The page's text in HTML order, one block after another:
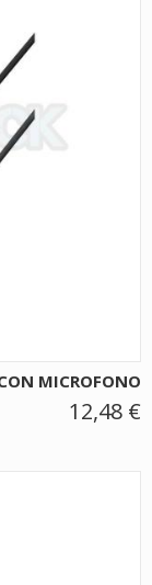
MICROFONO
12,48 €